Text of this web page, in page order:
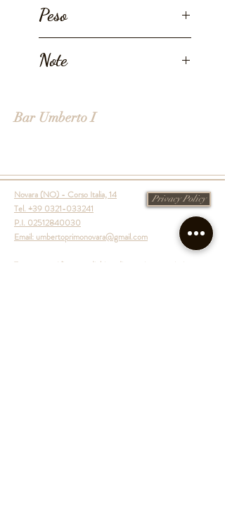
Peso
Note
Bar Umberto I
Novara (NO) - Corso Italia, 14
Tel. +39 0321-033241
P.I. 02512840030
Email: umbertoprimonovara@gmail.com
Trasparenza: L’impresa dichiara di aver ricevuto aiuti
Privacy Policy